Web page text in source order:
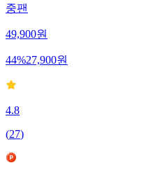
중팬
49,900원
44%27,900원
4.8
(27)